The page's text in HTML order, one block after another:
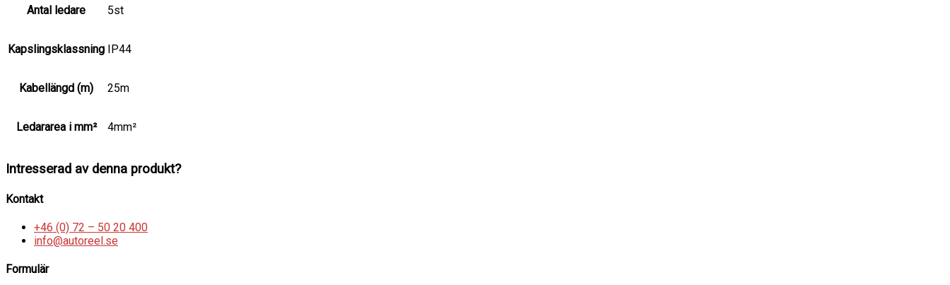
Antal ledare 5st
Kapslingsklassning IP44
Kabellängd (m) 25m
Ledararea i mm² 4mm²
Intresserad av denna produkt?
Kontakt
+46 (0) 72 – 50 20 400
info@autoreel.se
Formulär